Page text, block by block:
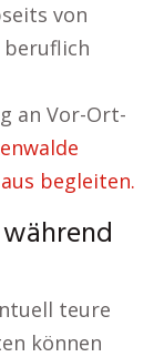
von
an Vor-Ort-
begleiten.
teure
können